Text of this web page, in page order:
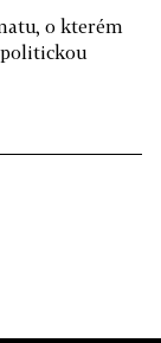
o kterém
politickou